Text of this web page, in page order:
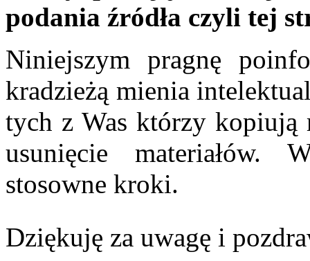
podania źródła czyli tej
Niniejszym pragnę
kradzieżą mienia
tych z Was którzy kopiują
usunięcie materiałów.
stosowne kroki.
Dziękuję za uwagę i